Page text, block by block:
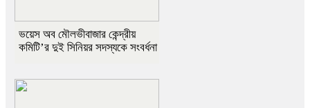
ভয়েস অব মৌলভীবাজার কেন্দ্রীয়
কমিটি’র দুই সিনিয়র সদস্যকে সংবর্ধনা